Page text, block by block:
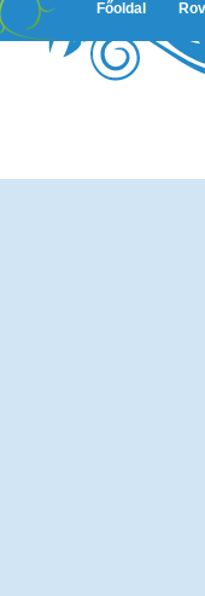
Főoldal